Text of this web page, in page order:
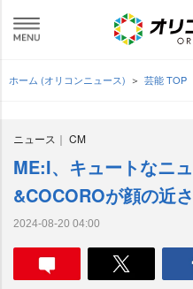
ホーム (オリコンニュース) 芸能 TOP
ニュース CM
ME:I、キュートなニ
&COCOROが顔の近
2024-08-20 04:00